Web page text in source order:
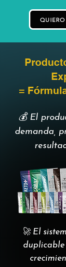
=
💰 El
demanda,
🚀 El